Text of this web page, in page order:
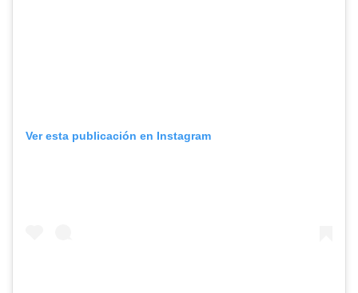
Ver esta publicación en Instagram